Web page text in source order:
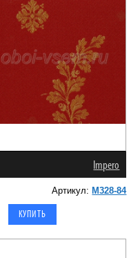
Impero
Артикул: M328-84